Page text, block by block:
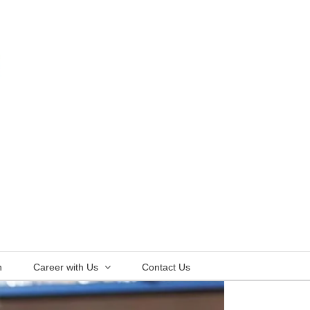
Career with Us Contact Us